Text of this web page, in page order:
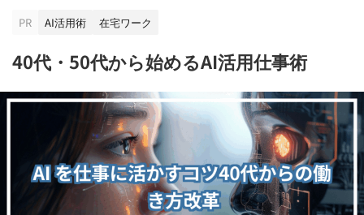
PR
AI活用術 在宅ワーク
40代・50代から始めるAI活用仕事術